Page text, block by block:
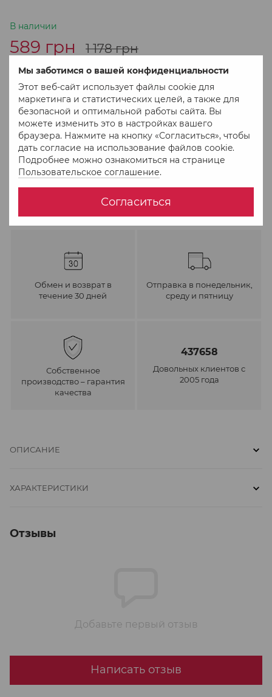
Мы заботимся о вашей конфиденциальности
Этот веб-сайт использует файлы cookie для
маркетинга и статистических целей, а также для
безопасной и оптимальной работы сайта. Вы
можете изменить это в настройках вашего
браузера. Нажмите на кнопку «Согласиться», чтобы
дать согласие на использование файлов cookie.
Подробнее можно ознакомиться на странице
Пользовательское соглашение.
Согласиться
В наличии
589 грн 1 178 грн
В корзину
Купить в 1 клік
В избранное К сравнению
Обмен и возврат в
течение 30 дней
Отправка в понедельник,
среду и пятницу
Собственное
производство – гарантия
качества
437658
Довольных клиентов с
2005 года
ОПИСАНИЕ
ХАРАКТЕРИСТИКИ
Отзывы
Добавьте первый отзыв
Написать отзыв